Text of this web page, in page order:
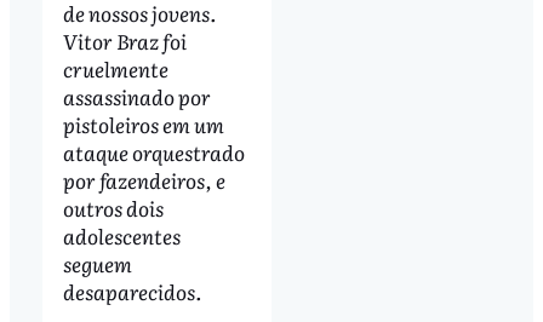
de nossos jovens.
Vitor Braz foi
cruelmente
assassinado por
pistoleiros em um
ataque orquestrado
por fazendeiros, e
outros dois
adolescentes
seguem
desaparecidos.